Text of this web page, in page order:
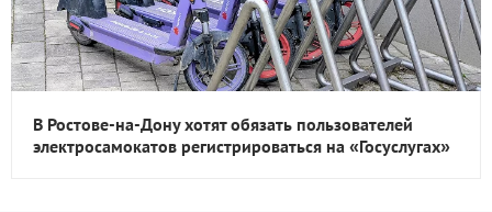
В Ростове-на-Дону хотят обязать пользователей
электросамокатов регистрироваться на «Госуслугах»